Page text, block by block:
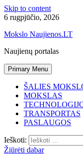
Skip to content
6 rugpjūčio, 2026
Mokslo Naujienos.LT
Naujienų portalas
Primary Menu
ŠALIES
MOKSLAS
TRANSPORTAS
PASLAUGOS
Ieškoti:
Žiūrėti dabar